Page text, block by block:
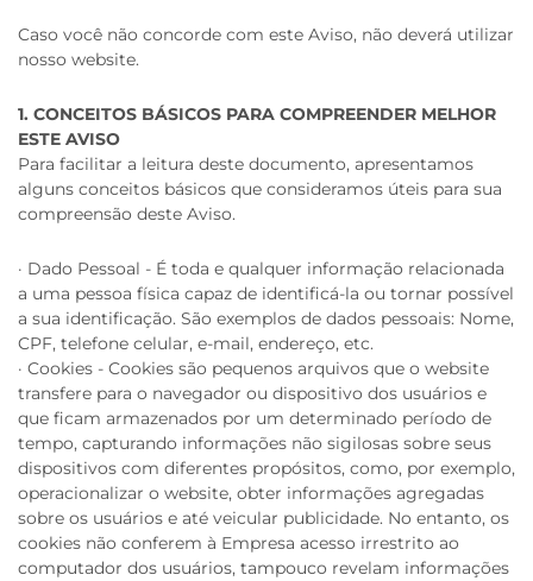
Caso você não concorde com este Aviso, não deverá utilizar
nosso website.
1. CONCEITOS BÁSICOS PARA COMPREENDER MELHOR
ESTE AVISO
Para facilitar a leitura deste documento, apresentamos
alguns conceitos básicos que consideramos úteis para sua
compreensão deste Aviso.
· Dado Pessoal - É toda e qualquer informação relacionada
a uma pessoa física capaz de identificá-la ou tornar possível
a sua identificação. São exemplos de dados pessoais: Nome,
CPF, telefone celular, e-mail, endereço, etc.
· Cookies - Cookies são pequenos arquivos que o website
transfere para o navegador ou dispositivo dos usuários e
que ficam armazenados por um determinado período de
tempo, capturando informações não sigilosas sobre seus
dispositivos com diferentes propósitos, como, por exemplo,
operacionalizar o website, obter informações agregadas
sobre os usuários e até veicular publicidade. No entanto, os
cookies não conferem à Empresa acesso irrestrito ao
computador dos usuários, tampouco revelam informações